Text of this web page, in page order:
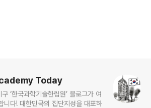
Today
‘한국과학기술한림원’ 블로그가 여
니다! 대한민국의 집단지성을 대표하